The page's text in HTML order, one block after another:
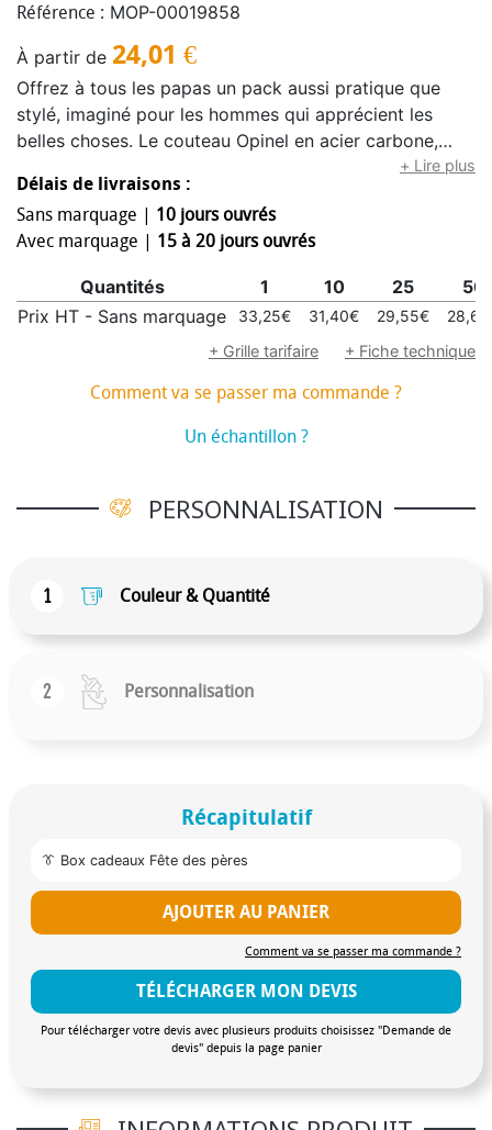
Référence : MOP-00019858
À partir de 24,01 €
Offrez à tous les papas un pack aussi pratique que
stylé, imaginé pour les hommes qui apprécient les
belles choses. Le couteau Opinel en acier carbone,
icône française née à la fin des années 1890, séduit
par son design intemporel, sa lame de 8,5 cm au
tranchant exceptionnel et son manche en bois de
hêtre. Son système breveté Virobloc garantit une
ou les loisirs créatifs. La vanity en polyester haute
densité offre plusieurs compartiments bien pensés
pour ranger et transporter l'essentiel avec
remplace avantageusement le portefeuille traditionnel
: ultra-compact, résistant, avec protection RFID
+ Lire plus
Délais de livraisons :
Sans marquage | 10 jours ouvrés
Avec marquage | 15 à 20 jours ouvrés
Quantités 1 10 25
50
Prix HT - Sans marquage
33,25€ 31,40€ 29,55€
+ Grille tarifaire
+ Fiche technique
Comment va se passer ma commande ?
Un échantillon ?
PERSONNALISATION
1 Couleur & Quantité
2 Personnalisation
Récapitulatif
👔 Box cadeaux Fête des pères
AJOUTER AU PANIER
Comment va se passer ma commande ?
TÉLÉCHARGER MON DEVIS
Pour télécharger votre devis avec plusieurs produits choisissez "Demande de
devis" depuis la page panier